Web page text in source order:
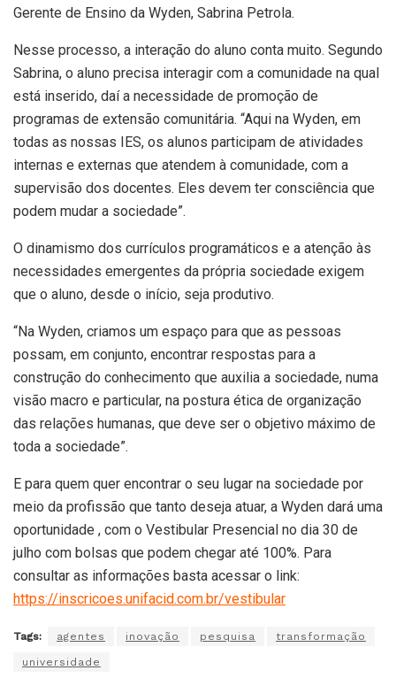
Gerente de Ensino da Wyden, Sabrina Petrola.
Nesse processo, a interação do aluno conta muito. Segundo
Sabrina, o aluno precisa interagir com a comunidade na qual
está inserido, daí a necessidade de promoção de
programas de extensão comunitária. “Aqui na Wyden, em
todas as nossas IES, os alunos participam de atividades
internas e externas que atendem à comunidade, com a
supervisão dos docentes. Eles devem ter consciência que
podem mudar a sociedade”.
O dinamismo dos currículos programáticos e a atenção às
necessidades emergentes da própria sociedade exigem
que o aluno, desde o início, seja produtivo.
“Na Wyden, criamos um espaço para que as pessoas
possam, em conjunto, encontrar respostas para a
construção do conhecimento que auxilia a sociedade, numa
visão macro e particular, na postura ética de organização
das relações humanas, que deve ser o objetivo máximo de
toda a sociedade”.
E para quem quer encontrar o seu lugar na sociedade por
meio da profissão que tanto deseja atuar, a Wyden dará uma
oportunidade , com o Vestibular Presencial no dia 30 de
julho com bolsas que podem chegar até 100%. Para
consultar as informações basta acessar o link:
https://inscricoes.unifacid.com.br/vestibular
Tags: agentes inovação pesquisa transformação
universidade